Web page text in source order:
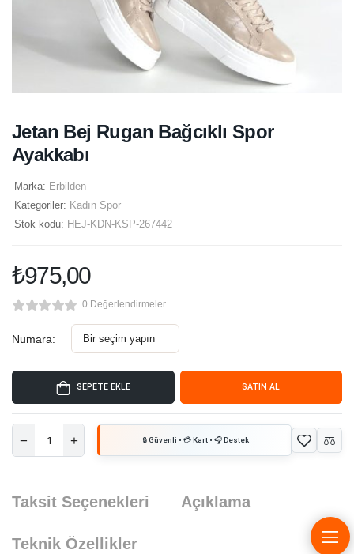
Jetan Bej Rugan Bağcıklı Spor
Ayakkabı
Marka: Erbilden
Kategoriler: Kadın Spor
Stok kodu: HEJ-KDN-KSP-267442
₺975,00
0 Değerlendirmeler
Numara:
SEPETE EKLE SATIN AL
Taksit Seçenekleri Açıklama
Teknik Özellikler